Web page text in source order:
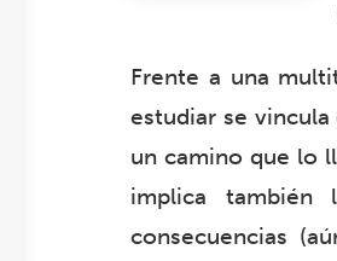
Frente a una
estudiar se
un camino que lo
implica
consecuencias